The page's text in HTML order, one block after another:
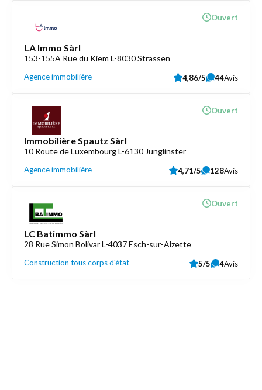
LA Immo Sàrl
153-155A Rue du Kiem L-8030 Strassen
Agence immobilière
Ouvert
4,86/5 44Avis
Immobilière Spautz Sàrl
10 Route de Luxembourg L-6130 Junglinster
Agence immobilière
Ouvert
4,71/5 128Avis
LC Batimmo Sàrl
28 Rue Simon Bolivar L-4037 Esch-sur-Alzette
Construction tous corps d'état
Ouvert
5/5 4Avis